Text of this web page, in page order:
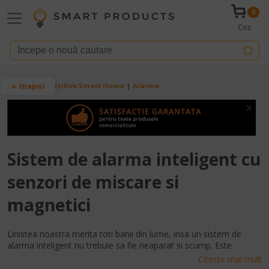
0
Cos
Breadcrumb
Acasa Dispozitive Smart Home Alarme
Inapoi
x
Sistem de alarma inteligent cu
senzori de miscare si
magnetici
Linistea noastra merita toti banii din lume, insa un sistem de
alarma inteligent nu trebuie sa fie neaparat si scump. Este
adevarat ca in general un astfel de sistem de alarma necesita
Citeste mai mult